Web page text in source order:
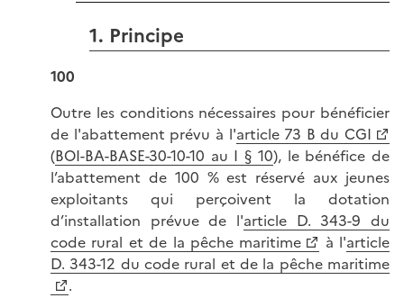
1. Principe
100
Outre les conditions nécessaires pour bénéficier
de l'abattement prévu à l'article 73 B du CGI
(BOI-BA-BASE-30-10-10 au I § 10), le bénéfice de
l’abattement de 100 % est réservé aux jeunes
exploitants qui perçoivent la dotation
d’installation prévue de l'article D. 343-9 du
code rural et de la pêche maritime
à l'article
D. 343-12 du code rural et de la pêche maritime
.